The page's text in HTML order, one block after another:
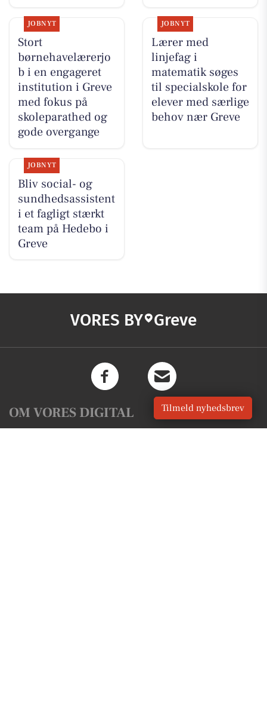
JOBNYT
Stort
børnehavelærerjo
b i en engageret
institution i Greve
med fokus på
skoleparathed og
gode overgange
JOBNYT
Lærer med
linjefag i
matematik søges
til specialskole for
elever med særlige
behov nær Greve
JOBNYT
Bliv social- og
sundhedsassistent
i et fagligt stærkt
team på Hedebo i
Greve
VORES BY Greve
OM VORES DIGITAL Tilmeld nyhedsbrev